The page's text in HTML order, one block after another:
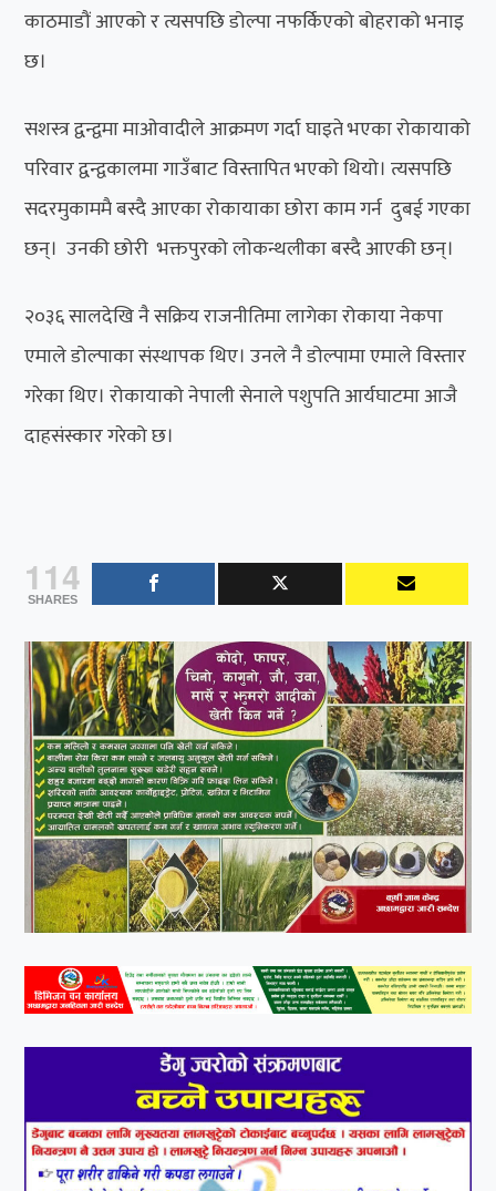
काठमाडौं आएको र त्यसपछि डोल्पा नफर्किएको बोहराको भनाइ
छ।
सशस्त्र द्वन्द्वमा माओवादीले आक्रमण गर्दा घाइते भएका रोकायाको
परिवार द्वन्द्वकालमा गाउँबाट विस्तापित भएको थियो। त्यसपछि
सदरमुकाममै बस्दै आएका रोकायाका छोरा काम गर्न दुबई गएका
छन्। उनकी छोरी भक्तपुरको लोकन्थलीका बस्दै आएकी छन्।
२०३६ सालदेखि नै सक्रिय राजनीतिमा लागेका रोकाया नेकपा
एमाले डोल्पाका संस्थापक थिए। उनले नै डोल्पामा एमाले विस्तार
गरेका थिए। रोकायाको नेपाली सेनाले पशुपति आर्यघाटमा आजै
दाहसंस्कार गरेको छ।
114
SHARES